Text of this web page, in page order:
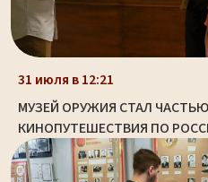
31 июля в 12:21
МУЗЕЙ ОРУЖИЯ СТАЛ
КИНОПУТЕШЕСТВИЯ ПО